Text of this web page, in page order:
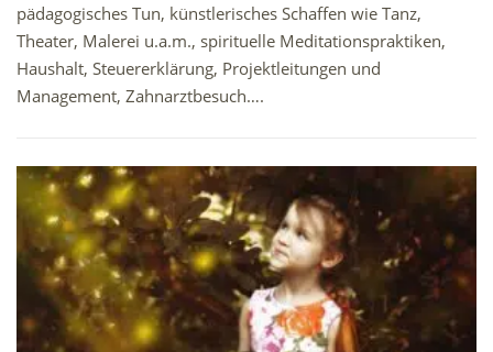
pädagogisches Tun, künstlerisches Schaffen wie Tanz,
Theater, Malerei u.a.m., spirituelle Meditationspraktiken,
Haushalt, Steuererklärung, Projektleitungen und
Management, Zahnarztbesuch….